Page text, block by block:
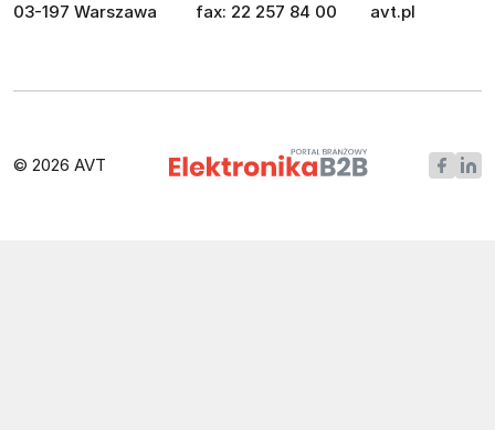
03-197 Warszawa
fax: 22 257 84 00
avt.pl
© 2026 AVT